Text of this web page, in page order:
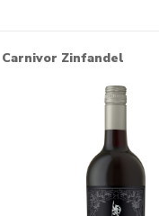
Carnivor Zinfandel